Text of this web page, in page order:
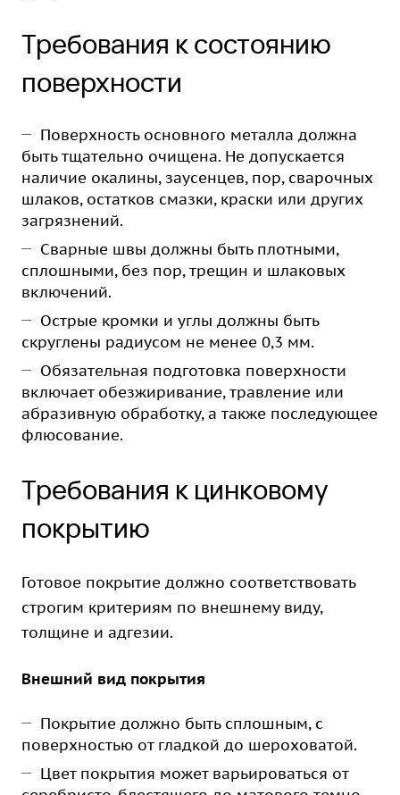
Требования к состоянию
поверхности
Поверхность основного металла должна
быть тщательно очищена. Не допускается
наличие окалины, заусенцев, пор, сварочных
шлаков, остатков смазки, краски или других
загрязнений.
Сварные швы должны быть плотными,
сплошными, без пор, трещин и шлаковых
включений.
Острые кромки и углы должны быть
скруглены радиусом не менее 0,3 мм.
Обязательная подготовка поверхности
включает обезжиривание, травление или
абразивную обработку, а также последующее
флюсование.
Требования к цинковому
покрытию
Готовое покрытие должно соответствовать
строгим критериям по внешнему виду,
толщине и адгезии.
Внешний вид покрытия
Покрытие должно быть сплошным, с
поверхностью от гладкой до шероховатой.
Цвет покрытия может варьироваться от